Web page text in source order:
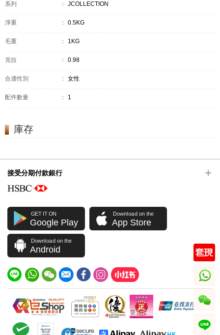
系列 ： JCOLLECTION
淨重 ： 0.5KG
毛重 ： 1KG
克拉 ： 0.98
合適性別 ： 女性
配件數量 ： 1
庫存
接受分期付款銀行
GET IT ON
Google Play
Download on the
App Store
Download on the
Android
whatsapp